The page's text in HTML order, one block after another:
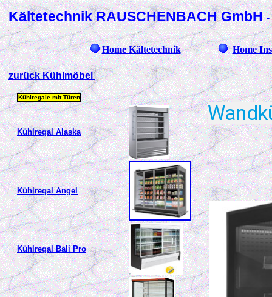
Kältetechnik RAUSCHENBACH GmbH-
Home Kältetechnik Home
zurück Kühlmöbel
Kühlregale mit Türen
Kühlregal Alaska
Kühlregal Angel
Kühlregal Bali Pro